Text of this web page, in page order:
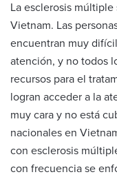
La esclerosis
Vietnam. Las
encuentran muy
atención, y no todos
recursos para el
logran acceder a la
muy cara y no está
nacionales en
con esclerosis
con frecuencia se